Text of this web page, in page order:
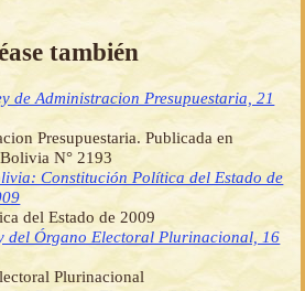
también
de Administracion Presupuestaria, 21
Presupuestaria. Publicada en
N° 2193
Constitución Política del Estado de
del Estado de 2009
del Órgano Electoral Plurinacional, 16
Plurinacional